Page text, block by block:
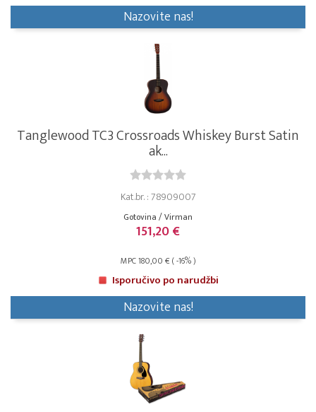
Nazovite nas!
Tanglewood TC3 Crossroads Whiskey Burst Satin
ak...
Kat.br. : 78909007
Gotovina / Virman
151,20 €
MPC 180,00 € ( -16% )
Isporučivo po narudžbi
Nazovite nas!